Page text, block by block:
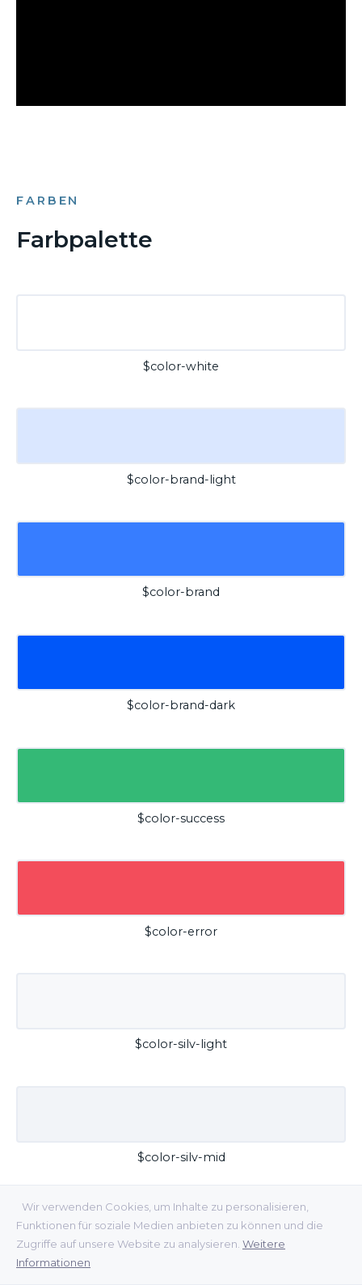
Wir verwenden Cookies, um Inhalte zu personalisieren,
Funktionen für soziale Medien anbieten zu können und die
Zugriffe auf unsere Website zu analysieren. Weitere
Informationen
FARBEN
Farbpalette
$color-white
$color-brand-light
$color-brand
$color-brand-dark
$color-success
$color-error
$color-silv-light
$color-silv-mid